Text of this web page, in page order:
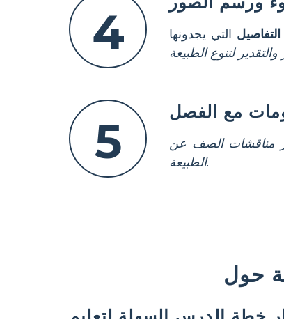
4
التي يجدونها
لتنوع الطبيعة
5
مع الفصل
مناقشات الصف عن
الطبيعة.